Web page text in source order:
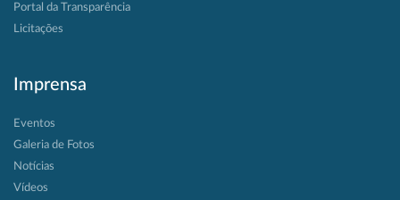
Portal da Transparência
Licitações
Imprensa
Eventos
Galeria de Fotos
Notícias
Vídeos